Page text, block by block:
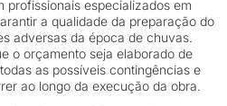
profissionais especializados em
a qualidade da preparação do
adversas da época de chuvas.
o orçamento seja elaborado de
as possíveis contingências e
ao longo da execução da obra.